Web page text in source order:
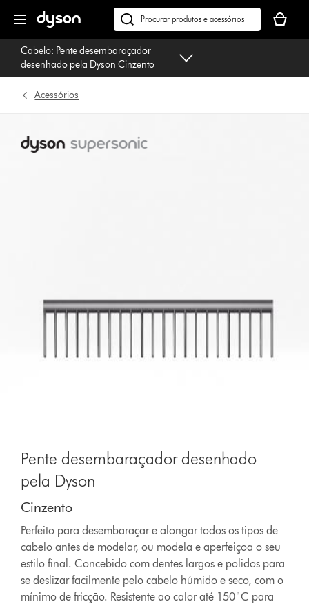
seguinte
Pesquisar
em
dyson.pt
seu
cesto
Cabelo: Pente desembaraçador
desenhado pela Dyson Cinzento
Acessórios
Pente desembaraçador desenhado
pela Dyson
Cinzento
Perfeito para desembaraçar e alongar todos os tipos de
cabelo antes de modelar, ou modela e aperfeiçoa o seu
estilo final. Concebido com dentes largos e polidos para
se deslizar facilmente pelo cabelo húmido e seco, com o
mínimo de fricção. Resistente ao calor até 150˚C para